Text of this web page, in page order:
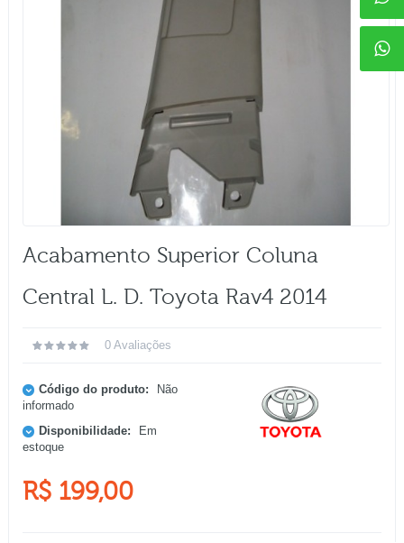
Acabamento Superior Coluna
Central L. D. Toyota Rav4 2014
0 Avaliações
Código do produto:
Não
informado
Disponibilidade:
Em
estoque
R$ 199,00